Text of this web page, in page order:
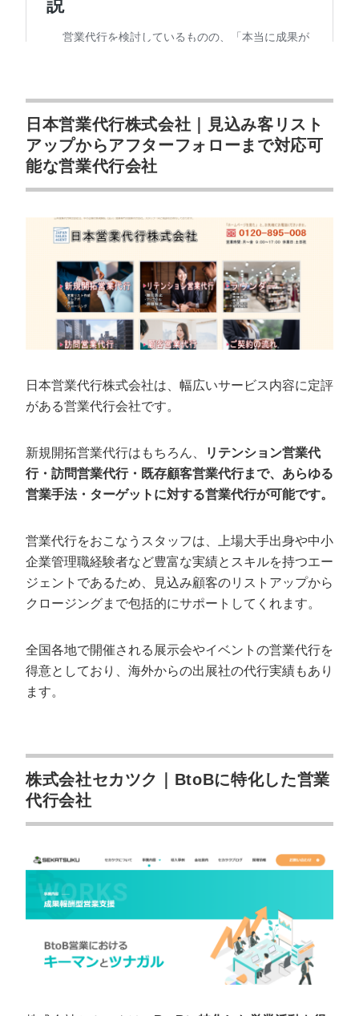
日本営業代行株式会社｜見込み客リスト
アップからアフターフォローまで対応可
能な営業代行会社
日本営業代行株式会社は、幅広いサービス内容に定評
がある営業代行会社です。
新規開拓営業代行はもちろん、
リテンション営業代
行・訪問営業代行・既存顧客営業代行まで、あらゆる
営業手法・ターゲットに対する営業代行が可能です。
営業代行をおこなうスタッフは、上場大手出身や中小
企業管理職経験者など豊富な実績とスキルを持つエー
ジェントであるため、見込み顧客のリストアップから
クロージングまで包括的にサポートしてくれます。
全国各地で開催される展示会やイベントの営業代行を
得意としており、海外からの出展社の代行実績もあり
ます。
株式会社セカツク｜BtoBに特化した営業
代行会社